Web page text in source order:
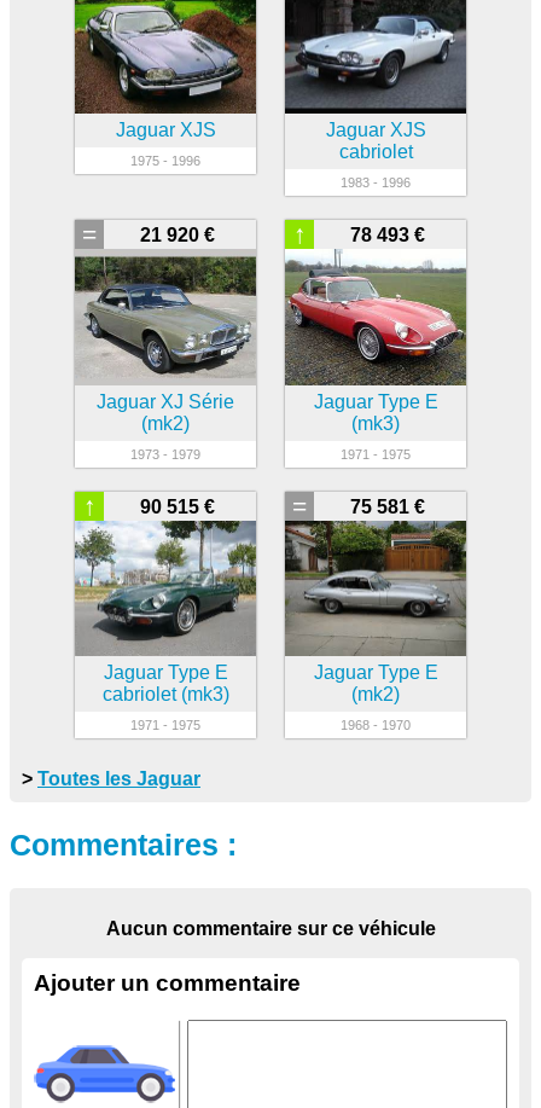
Jaguar XJS
1975 - 1996
Jaguar XJS
cabriolet
1983 - 1996
21 920 €
=
Jaguar XJ Série
(mk2)
1973 - 1979
78 493 €
↑
Jaguar Type E
(mk3)
1971 - 1975
90 515 €
↑
Jaguar Type E
cabriolet (mk3)
1971 - 1975
75 581 €
=
Jaguar Type E
(mk2)
1968 - 1970
> Toutes les Jaguar
Commentaires :
Aucun commentaire sur ce véhicule
Ajouter un commentaire